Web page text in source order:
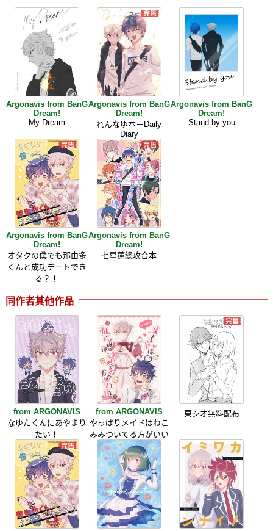
Argonavis from BanG
Dream!
My Dream
Argonavis from BanG
Dream!
れんなゆ本－Daily
Diary
Argonavis from BanG
Dream!
Stand by you
Argonavis from BanG
Dream!
オタクの僕でも那由多
くんと成功デートでき
る？！
Argonavis from BanG
Dream!
七星蓮總攻合本
同作者其他作品
from ARGONAVIS
なゆたくんにあやまり
たい！
from ARGONAVIS
やっぱりメイドはねこ
みみついてる方がいい
東シオ無料配布